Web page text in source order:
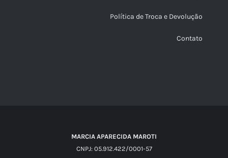
Política de Troca e Devolução
Contato
MARCIA APARECIDA MAROTI
CNPJ: 05.912.422/0001-57